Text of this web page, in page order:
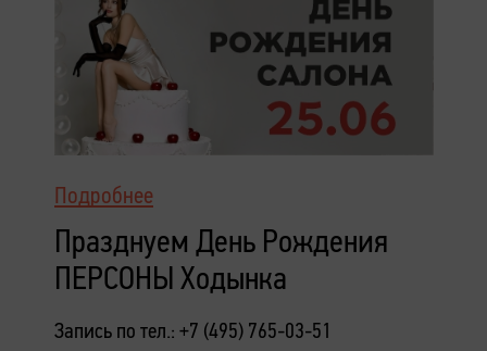
Подробнее
Празднуем День Рождения
ПЕРСОНЫ Ходынка
Запись по тел.: +7 (495) 765-03-51